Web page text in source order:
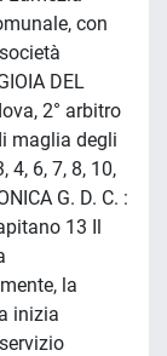
con
DEL
2° arbitro
maglia degli
4, 6, 7, 8, 10,
G. D. C. :
13 Il
la
inizia